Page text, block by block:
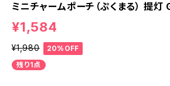
ミニチャームポーチ（ぷくまる） 提
¥1,584
¥1,980
20%OFF
残り1点